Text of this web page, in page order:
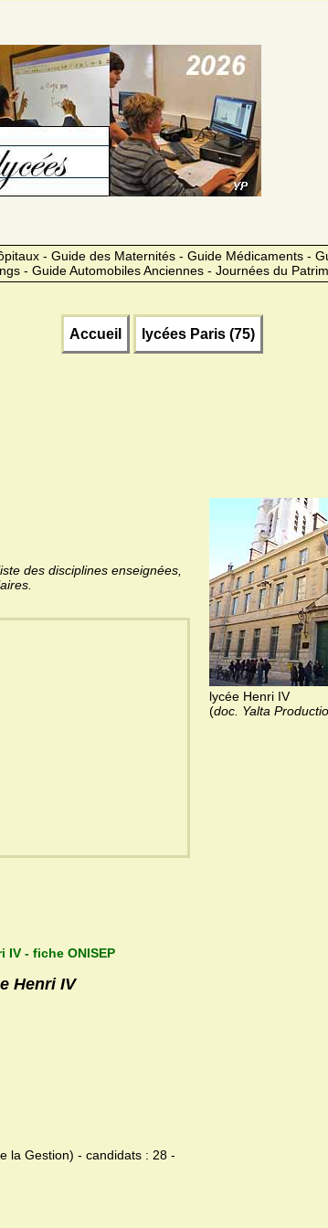
- Guide des Maternités - Guide Médicaments -
- Guide Automobiles Anciennes - Journées du
Accueil lycées Paris (75)
des disciplines enseignées,
- fiche ONISEP
Henri IV
la Gestion) - candidats : 28 -
lycée Henri IV
(doc. Yalta